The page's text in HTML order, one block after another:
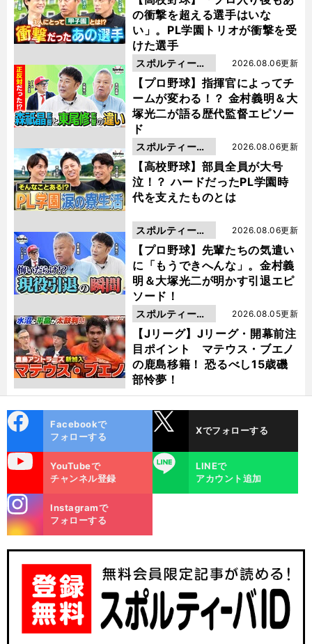
の衝撃を超える選手はいな
い」。PL学園トリオが衝撃を受
けた選手
【プロ野球】指揮官によってチ
ームが変わる！？ 金村義明＆大
塚光二が語る歴代監督エピソー
ド
2026.08.06更新
スポルティーバ
動画
【高校野球】部員全員が大号
泣！？ ハードだったPL学園時
代を支えたものとは
2026.08.06更新
スポルティーバ
動画
【プロ野球】先輩たちの気遣い
に「もうできへんな」。金村義
明＆大塚光二が明かす引退エピ
ソード！
2026.08.06更新
スポルティーバ
動画
【Jリーグ】Jリーグ・開幕前注
目ポイント マテウス・ブエノ
の鹿島移籍！ 恐るべし15歳磯
部怜夢！
2026.08.05更新
スポルティーバ
動画
ok
Facebookで
フォローする
Xでフォローする
YouTubeで
チャンネル登録
LINE
LINEで
アカウント追加
m
Instagramで
フォローする